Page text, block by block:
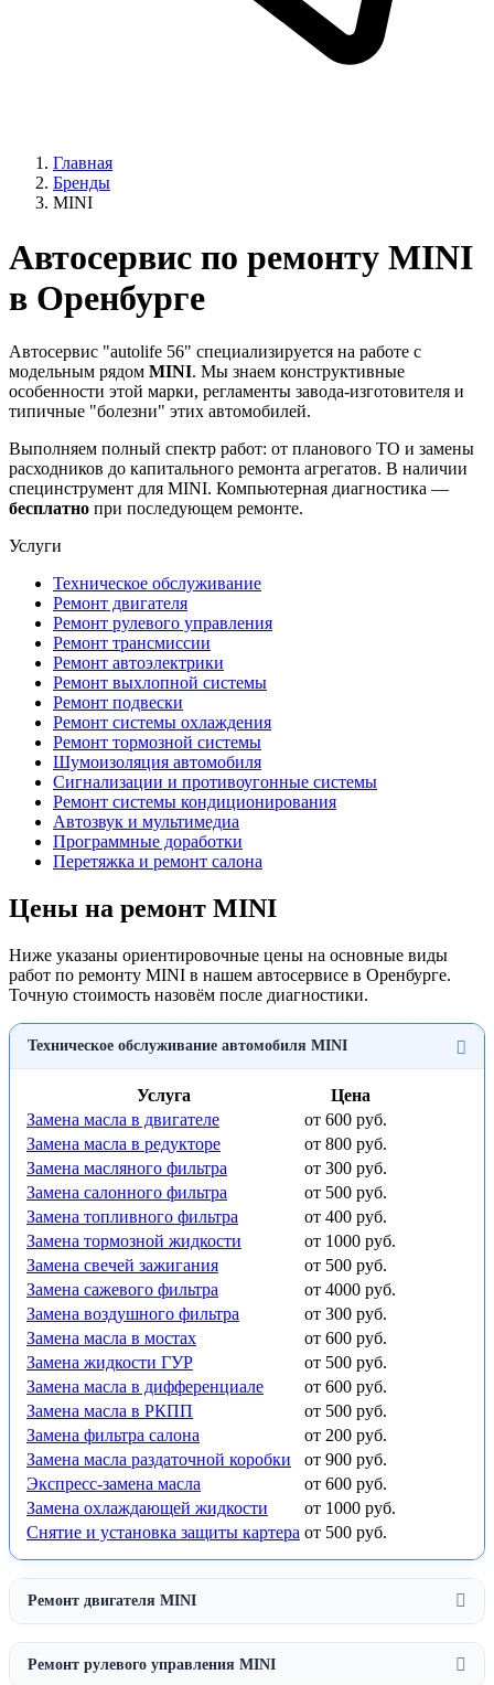
Главная
Бренды
MINI
Автосервис по ремонту MINI
в Оренбурге
Автосервис "autolife 56" специализируется на работе с
модельным рядом MINI. Мы знаем конструктивные
особенности этой марки, регламенты завода-изготовителя и
типичные "болезни" этих автомобилей.
Выполняем полный спектр работ: от планового ТО и замены
расходников до капитального ремонта агрегатов. В наличии
специнструмент для MINI. Компьютерная диагностика —
бесплатно при последующем ремонте.
Услуги
Техническое обслуживание
Ремонт двигателя
Ремонт рулевого управления
Ремонт трансмиссии
Ремонт автоэлектрики
Ремонт выхлопной системы
Ремонт подвески
Ремонт системы охлаждения
Ремонт тормозной системы
Шумоизоляция автомобиля
Сигнализации и противоугонные системы
Ремонт системы кондиционирования
Автозвук и мультимедиа
Программные доработки
Перетяжка и ремонт салона
Цены на ремонт MINI
Ниже указаны ориентировочные цены на основные виды
работ по ремонту MINI в нашем автосервисе в Оренбурге.
Точную стоимость назовём после диагностики.
Техническое обслуживание автомобиля MINI
Услуга
Цена
Замена масла в двигателе
от 600 руб.
Замена масла в редукторе
от 800 руб.
Замена масляного фильтра
от 300 руб.
Замена салонного фильтра
от 500 руб.
Замена топливного фильтра
от 400 руб.
Замена тормозной жидкости
от 1000 руб.
Замена свечей зажигания
от 500 руб.
Замена сажевого фильтра
от 4000 руб.
Замена воздушного фильтра
от 300 руб.
Замена масла в мостах
от 600 руб.
Замена жидкости ГУР
от 500 руб.
Замена масла в дифференциале
от 600 руб.
Замена масла в РКПП
от 500 руб.
Замена фильтра салона
от 200 руб.
Замена масла раздаточной коробки
от 900 руб.
Экспресс-замена масла
от 600 руб.
Замена охлаждающей жидкости
от 1000 руб.
Снятие и установка защиты картера от 500 руб.
Ремонт двигателя MINI
Ремонт рулевого управления MINI